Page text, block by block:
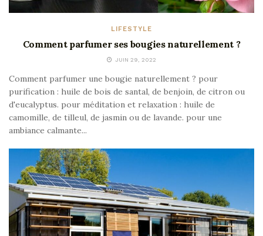
LIFESTYLE
Comment parfumer ses bougies naturellement ?
JUIN 29, 2022
Comment parfumer une bougie naturellement ? pour
purification : huile de bois de santal, de benjoin, de citron ou
d'eucalyptus. pour méditation et relaxation : huile de
camomille, de tilleul, de jasmin ou de lavande. pour une
ambiance calmante...